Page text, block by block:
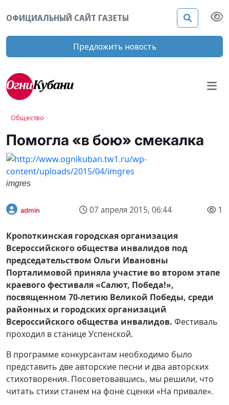
ОФИЦИАЛЬНЫЙ САЙТ ГАЗЕТЫ
Предложить новость
Общество
Помогла «в бою» смекалка
imgres
admin 07 апреля 2015, 06:44 1
Кропоткинская городская организация
Всероссийского общества инвалидов под
председательством Ольги Ивановны
Порталимовой приняла участие во втором этапе
краевого фестиваля «Салют, Победа!»,
посвященном 70-летию Великой Победы, среди
районных и городских организаций
Всероссийского общества инвалидов. Фестиваль
проходил в станице Успенской.
В программе конкурсантам необходимо было
представить две авторские песни и два авторских
стихотворения. Посоветовавшись, мы решили, что
читать стихи станем на фоне сценки «На привале».